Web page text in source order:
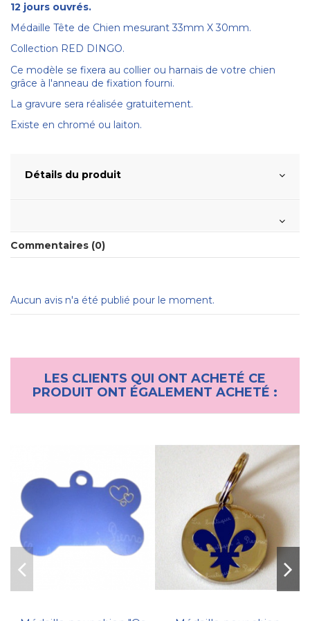
12 jours ouvrés.
Médaille Tête de Chien mesurant 33mm X 30mm.
Collection RED DINGO.
Ce modèle se fixera au collier ou harnais de votre chien
grâce à l'anneau de fixation fourni.
La gravure sera réalisée gratuitement.
Existe en chromé ou laiton.
Détails du produit
Commentaires (0)
Aucun avis n'a été publié pour le moment.
LES CLIENTS QUI ONT ACHETÉ CE
PRODUIT ONT ÉGALEMENT ACHETÉ :